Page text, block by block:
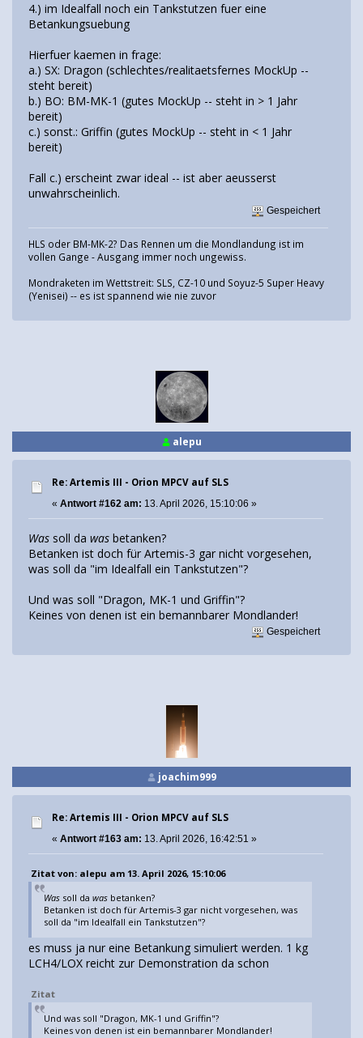
4.) im Idealfall noch ein Tankstutzen fuer eine
Betankungsuebung
Hierfuer kaemen in frage:
a.) SX: Dragon (schlechtes/realitaetsfernes MockUp --
steht bereit)
b.) BO: BM-MK-1 (gutes MockUp -- steht in > 1 Jahr
bereit)
c.) sonst.: Griffin (gutes MockUp -- steht in < 1 Jahr
bereit)
Fall c.) erscheint zwar ideal -- ist aber aeusserst
unwahrscheinlich.
Gespeichert
HLS oder BM-MK-2? Das Rennen um die Mondlandung ist im
vollen Gange - Ausgang immer noch ungewiss.
Mondraketen im Wettstreit: SLS, CZ-10 und Soyuz-5 Super Heavy
(Yenisei) -- es ist spannend wie nie zuvor
alepu
Re: Artemis III - Orion MPCV auf SLS
« Antwort #162 am: 13. April 2026, 15:10:06 »
Was soll da was betanken?
Betanken ist doch für Artemis-3 gar nicht vorgesehen,
was soll da "im Idealfall ein Tankstutzen"?
Und was soll "Dragon, MK-1 und Griffin"?
Keines von denen ist ein bemannbarer Mondlander!
Gespeichert
joachim999
Re: Artemis III - Orion MPCV auf SLS
« Antwort #163 am: 13. April 2026, 16:42:51 »
Zitat von: alepu am 13. April 2026, 15:10:06
Was soll dawas betanken?
Betanken ist doch für Artemis-3 gar nicht vorgesehen, was
soll da "im Idealfall ein Tankstutzen"?
es muss ja nur eine Betankung simuliert werden. 1 kg
LCH4/LOX reicht zur Demonstration da schon
Zitat
Und was soll "Dragon, MK-1 und Griffin"?
Keines von denen ist ein bemannbarer Mondlander!